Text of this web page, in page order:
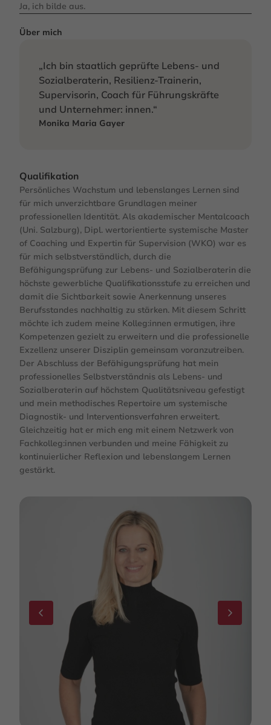
Ja, ich bilde aus.
Über mich
„Ich bin staatlich geprüfte Lebens- und
Sozialberaterin, Resilienz-Trainerin,
Supervisorin, Coach für Führungskräfte
und Unternehmer: innen.“
Monika Maria Gayer
Qualifikation
Persönliches Wachstum und lebenslanges Lernen sind
für mich unverzichtbare Grundlagen meiner
professionellen Identität. Als akademischer Mentalcoach
(Uni. Salzburg), Dipl. wertorientierte systemische Master
of Coaching und Expertin für Supervision (WKO) war es
für mich selbstverständlich, durch die
Befähigungsprüfung zur Lebens- und Sozialberaterin die
höchste gewerbliche Qualifikationsstufe zu erreichen und
damit die Sichtbarkeit sowie Anerkennung unseres
Berufsstandes nachhaltig zu stärken. Mit diesem Schritt
möchte ich zudem meine Kolleg:innen ermutigen, ihre
Kompetenzen gezielt zu erweitern und die professionelle
Exzellenz unserer Disziplin gemeinsam voranzutreiben.
Der Abschluss der Befähigungsprüfung hat mein
professionelles Selbstverständnis als Lebens- und
Sozialberaterin auf höchstem Qualitätsniveau gefestigt
und mein methodisches Repertoire um systemische
Diagnostik- und Interventionsverfahren erweitert.
Gleichzeitig hat er mich eng mit einem Netzwerk von
Fachkolleg:innen verbunden und meine Fähigkeit zu
kontinuierlicher Reflexion und lebenslangem Lernen
gestärkt.